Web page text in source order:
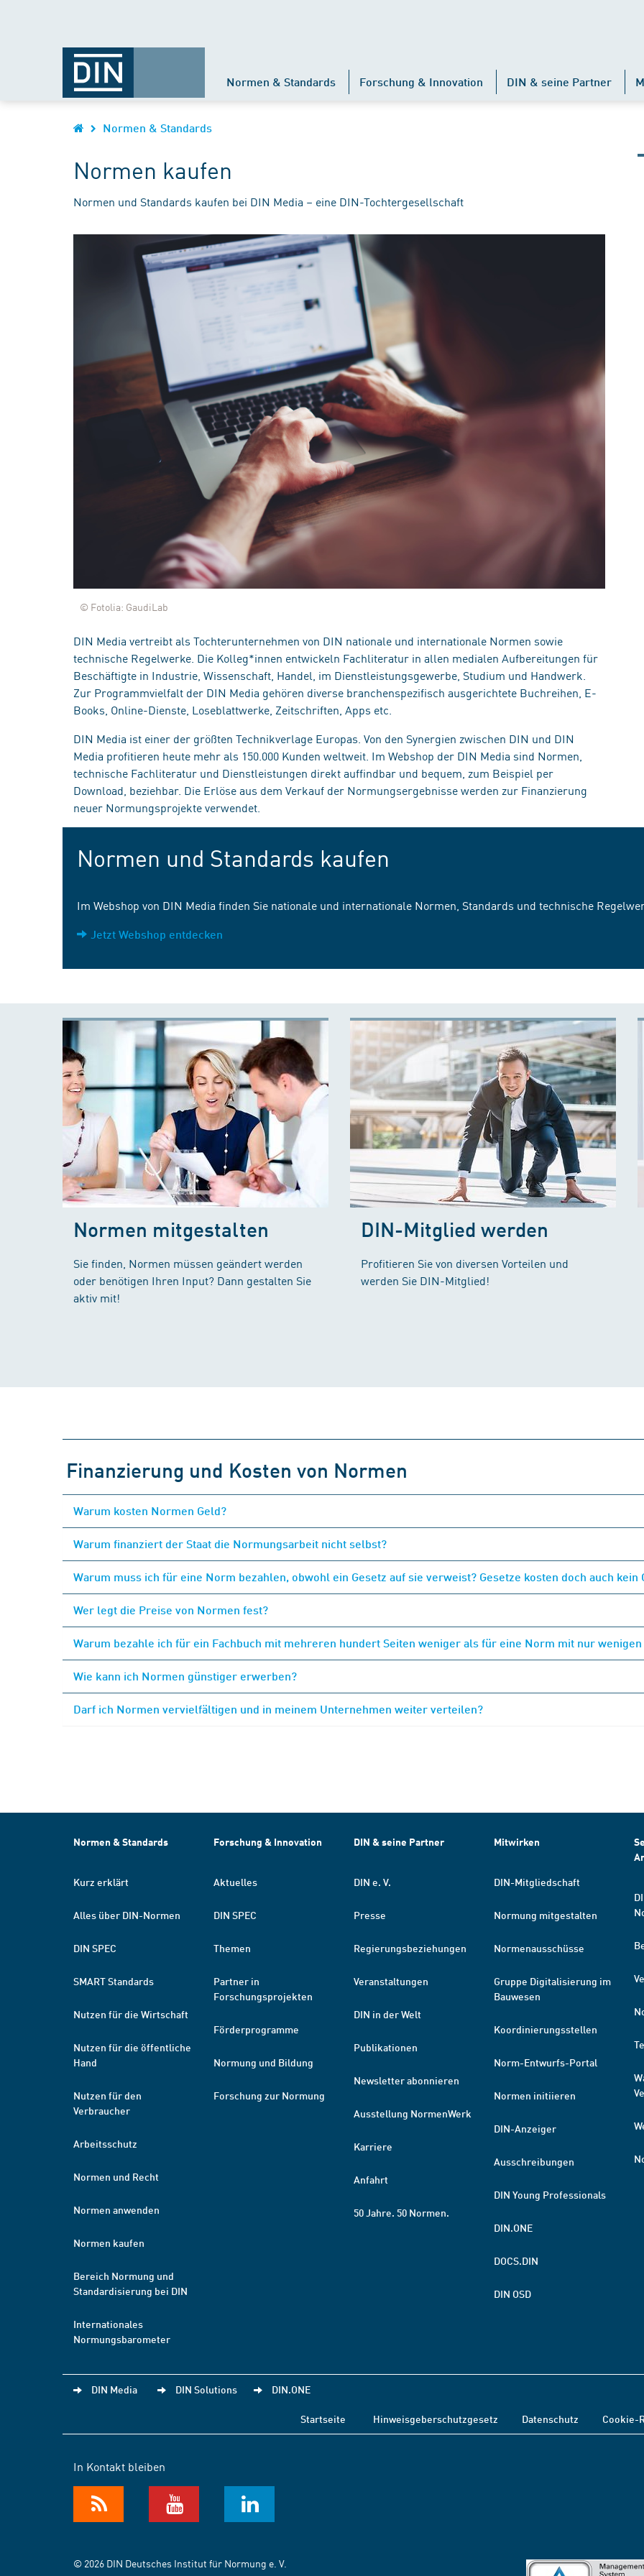
Normen & Standards Forschung & Innovation DIN & seine Partner
Normen & Standards
Normen kaufen
Normen und Standards kaufen bei DIN Media – eine DIN-Tochtergesellschaft
© Fotolia: GaudiLab
DIN Media vertreibt als Tochterunternehmen von DIN nationale und internationale Normen sowie
technische Regelwerke. Die Kolleg*innen entwickeln Fachliteratur in allen medialen Aufbereitungen für
Beschäftigte in Industrie, Wissenschaft, Handel, im Dienstleistungsgewerbe, Studium und Handwerk.
Zur Programmvielfalt der DIN Media gehören diverse branchenspezifisch ausgerichtete Buchreihen, E-
Books, Online-Dienste, Loseblattwerke, Zeitschriften, Apps etc.
DIN Media ist einer der größten Technikverlage Europas. Von den Synergien zwischen DIN und DIN
Media profitieren heute mehr als 150.000 Kunden weltweit. Im Webshop der DIN Media sind Normen,
technische Fachliteratur und Dienstleistungen direkt auffindbar und bequem, zum Beispiel per
Download, beziehbar. Die Erlöse aus dem Verkauf der Normungsergebnisse werden zur Finanzierung
neuer Normungsprojekte verwendet.
Normen und Standards kaufen
Im Webshop von DIN Media finden Sie nationale und internationale Normen, Standards und technische
Jetzt Webshop entdecken
Normen mitgestalten
Sie finden, Normen müssen geändert werden
oder benötigen Ihren Input? Dann gestalten Sie
aktiv mit!
DIN-Mitglied werden
Profitieren Sie von diversen Vorteilen und
werden Sie DIN-Mitglied!
Finanzierung und Kosten von Normen
Warum kosten Normen Geld?
Warum finanziert der Staat die Normungsarbeit nicht selbst?
Warum muss ich für eine Norm bezahlen, obwohl ein Gesetz auf sie verweist? Gesetze kosten doch auch kein
Wer legt die Preise von Normen fest?
Warum bezahle ich für ein Fachbuch mit mehreren hundert Seiten weniger als für eine Norm mit nur wenigen
Wie kann ich Normen günstiger erwerben?
Darf ich Normen vervielfältigen und in meinem Unternehmen weiter verteilen?
Normen & Standards
Kurz erklärt
Alles über DIN-Normen
DIN SPEC
SMART Standards
Nutzen für die Wirtschaft
Nutzen für die öffentliche
Hand
Nutzen für den
Verbraucher
Arbeitsschutz
Normen und Recht
Normen anwenden
Normen kaufen
Bereich Normung und
Standardisierung bei DIN
Internationales
Normungsbarometer
Forschung & Innovation
Aktuelles
DIN SPEC
Themen
Partner in
Forschungsprojekten
Förderprogramme
Normung und Bildung
Forschung zur Normung
DIN & seine Partner
DIN e. V.
Presse
Regierungsbeziehungen
Veranstaltungen
DIN in der Welt
Publikationen
Newsletter abonnieren
Ausstellung NormenWerk
Karriere
Anfahrt
50 Jahre. 50 Normen.
Mitwirken
DIN-Mitgliedschaft
Normung mitgestalten
Normenausschüsse
Gruppe Digitalisierung im
Bauwesen
Koordinierungsstellen
Norm-Entwurfs-Portal
Normen initiieren
DIN-Anzeiger
Ausschreibungen
DIN Young Professionals
DIN.ONE
DOCS.DIN
DIN OSD
DIN Media DIN Solutions DIN.ONE
Startseite Hinweisgeberschutzgesetz Datenschutz Cookie-
In Kontakt bleiben
© 2026 DIN Deutsches Institut für Normung e. V.